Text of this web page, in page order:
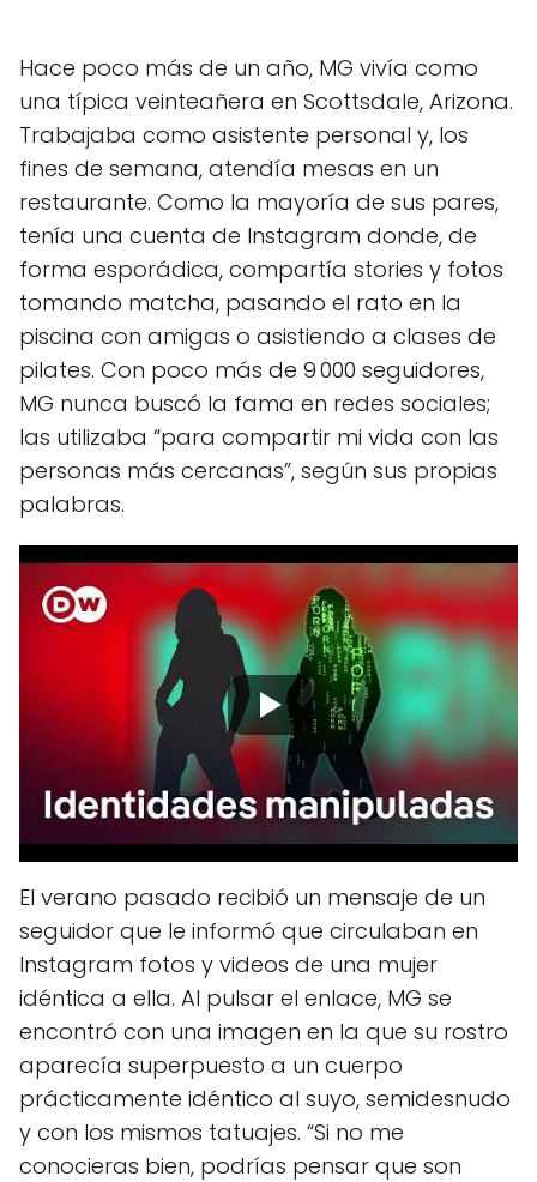
Hace poco más de un año, MG vivía como
una típica veinteañera en Scottsdale, Arizona.
Trabajaba como asistente personal y, los
fines de semana, atendía mesas en un
restaurante. Como la mayoría de sus pares,
tenía una cuenta de Instagram donde, de
forma esporádica, compartía stories y fotos
tomando matcha, pasando el rato en la
piscina con amigas o asistiendo a clases de
pilates. Con poco más de 9 000 seguidores,
MG nunca buscó la fama en redes sociales;
las utilizaba “para compartir mi vida con las
personas más cercanas”, según sus propias
palabras.
El verano pasado recibió un mensaje de un
seguidor que le informó que circulaban en
Instagram fotos y videos de una mujer
idéntica a ella. Al pulsar el enlace, MG se
encontró con una imagen en la que su rostro
aparecía superpuesto a un cuerpo
prácticamente idéntico al suyo, semidesnudo
y con los mismos tatuajes. “Si no me
conocieras bien, podrías pensar que son